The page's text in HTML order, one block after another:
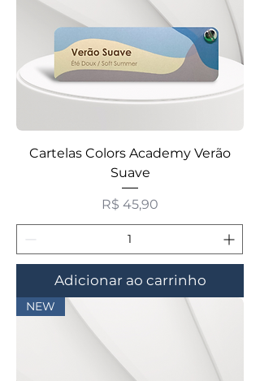
Cartelas Colors Academy Verão
Suave
Preço
R$ 45,90
Adicionar ao carrinho
NEW